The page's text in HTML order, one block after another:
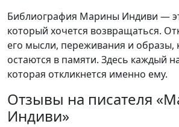
Библиография Марины Индиви —
который хочется возвращаться.
его мысли, переживания и образы,
остаются в памяти. Здесь каждый
которая откликнется именно ему.
Отзывы на писателя
Индиви»